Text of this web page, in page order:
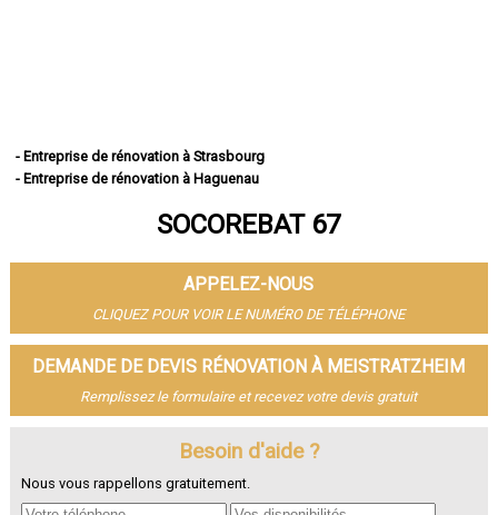
- Entreprise de rénovation à Strasbourg
- Entreprise de rénovation à Haguenau
- Entreprise de rénovation à Illkirch-Graffenstaden
- Entreprise de rénovation à Bischheim
- Entreprise de rénovation à Lingolsheim
- Entreprise de rénovation à Bischwiller
- Entreprise de rénovation à Saverne
- Entreprise de rénovation à Obernai
- Entreprise de rénovation à Ostwald
- Entreprise de rénovation à Hœnheim
- Entreprise de rénovation à Brumath
- Entreprise de rénovation à Molsheim
- Entreprise de rénovation à Wissembourg
SOCOREBAT 67
APPELEZ-NOUS
CLIQUEZ POUR VOIR LE NUMÉRO DE TÉLÉPHONE
DEMANDE DE DEVIS RÉNOVATION À MEISTRATZHEIM
Remplissez le formulaire et recevez votre devis gratuit
Besoin d'aide ?
Nous vous rappellons gratuitement.